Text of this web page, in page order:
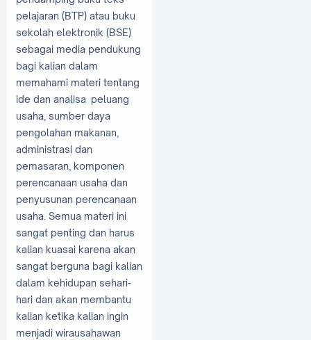
pelajaran (BTP) atau buku
sekolah elektronik (BSE)
sebagai media pendukung
bagi kalian dalam
memahami materi tentang
ide dan analisa peluang
usaha, sumber daya
pengolahan makanan,
administrasi dan
pemasaran, komponen
perencanaan usaha dan
penyusunan perencanaan
usaha. Semua materi ini
sangat penting dan harus
kalian kuasai karena akan
sangat berguna bagi kalian
dalam kehidupan sehari-
hari dan akan membantu
kalian ketika kalian ingin
menjadi wirausahawan